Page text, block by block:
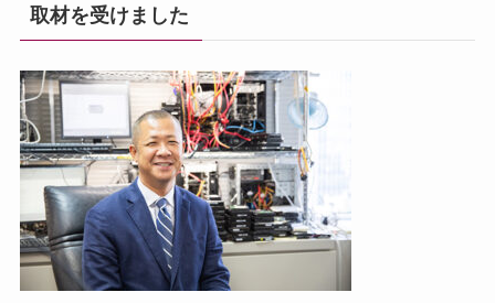
取材を受けました